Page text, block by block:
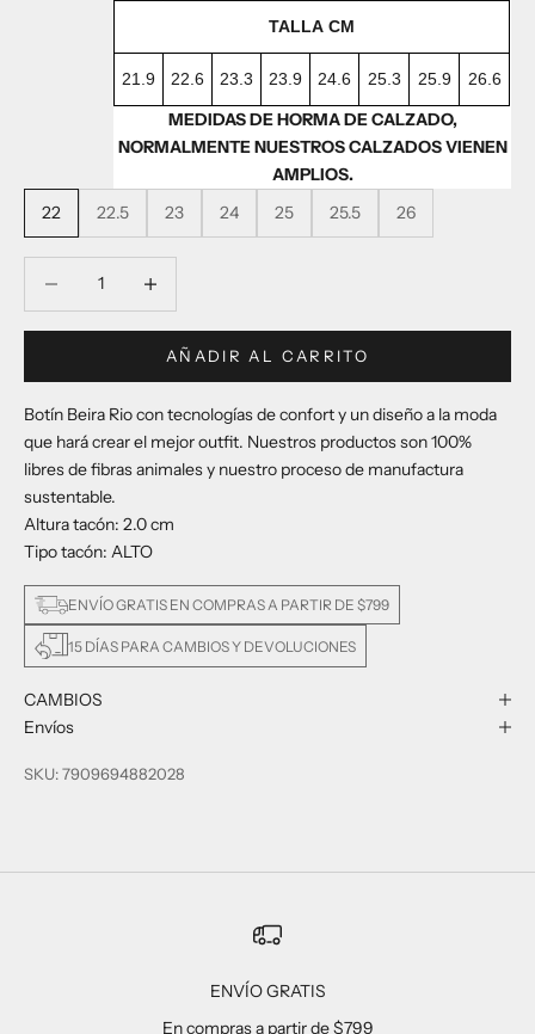
TALLA CM
21.9 22.6 23.3 23.9 24.6 25.3 25.9 26.6
MEDIDAS DE HORMA DE CALZADO,
NORMALMENTE NUESTROS CALZADOS VIENEN
AMPLIOS.
22
22.5 23 24 25 25.5 26
AÑADIR AL CARRITO
Botín Beira Rio con tecnologías de confort y un diseño a la moda
que hará crear el mejor outfit. Nuestros productos son 100%
libres de fibras animales y nuestro proceso de manufactura
sustentable.
Altura tacón: 2.0 cm
Tipo tacón: ALTO
ENVÍO GRATIS EN COMPRAS A PARTIR DE $799
15 DÍAS PARA CAMBIOS Y DEVOLUCIONES
CAMBIOS
Envíos
SKU: 7909694882028
ENVÍO GRATIS
En compras a partir de $799